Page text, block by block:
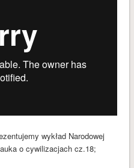
wykład Narodowej
o cywilizacjach cz.18;